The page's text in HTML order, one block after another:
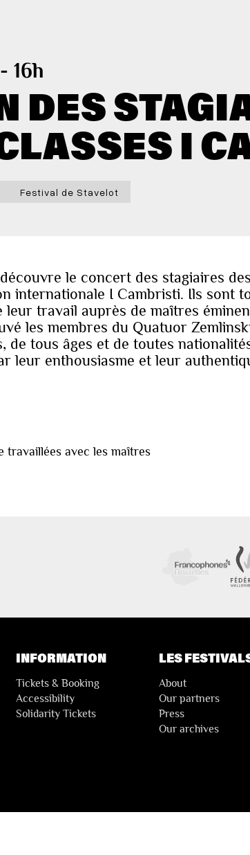
16h
DES
I
Festival de Stavelot
le concert des stagiaires
internationale I Cambristi. Ils sont
travail auprès de maîtres
les membres du Quatuor
de tous âges et de toutes
leur enthousiasme et leur
travaillées avec les maîtres
INFORMATION
Tickets & Booking
Accessibility
Solidarity Tickets
LES
About
Our partners
Press
Our archives